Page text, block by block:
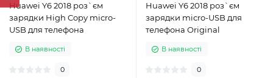
Huawei Y6 2018 роз`єм
зарядки High Copy micro-
USB для телефона
В наявності
0
Huawei Y6 2018 роз`єм
зарядки micro-USB для
телефона Original
В наявності
0